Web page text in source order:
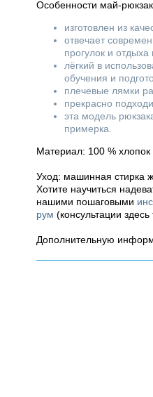
Особенности май-
изготовлен из
отвечает
прогулок и
лёгкий в
обучения и
плечевые лямки
прекрасно
эта модель
примерка.
Материал: 100 %
Уход: машинная стирка
Хотите научиться
нашими пошаговыми
рум (консультации
Дополнительную